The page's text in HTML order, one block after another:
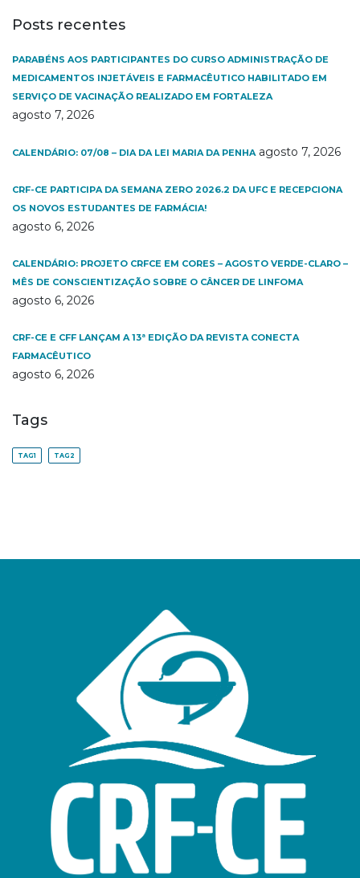
Posts recentes
PARABÉNS AOS PARTICIPANTES DO CURSO ADMINISTRAÇÃO DE
MEDICAMENTOS INJETÁVEIS E FARMACÊUTICO HABILITADO EM
SERVIÇO DE VACINAÇÃO REALIZADO EM FORTALEZA
agosto 7, 2026
CALENDÁRIO: 07/08 – DIA DA LEI MARIA DA PENHA agosto 7, 2026
CRF-CE PARTICIPA DA SEMANA ZERO 2026.2 DA UFC E RECEPCIONA
OS NOVOS ESTUDANTES DE FARMÁCIA!
agosto 6, 2026
CALENDÁRIO: PROJETO CRFCE EM CORES – AGOSTO VERDE-CLARO –
MÊS DE CONSCIENTIZAÇÃO SOBRE O CÂNCER DE LINFOMA
agosto 6, 2026
CRF-CE E CFF LANÇAM A 13ª EDIÇÃO DA REVISTA CONECTA
FARMACÊUTICO
agosto 6, 2026
Tags
TAG1 TAG2